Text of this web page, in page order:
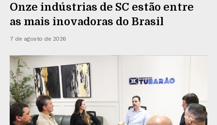
Onze indústrias de SC estão entre
as mais inovadoras do Brasil
7 de agosto de 2026